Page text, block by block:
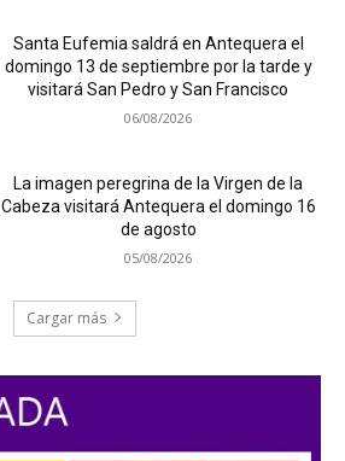
Santa Eufemia saldrá en Antequera el
domingo 13 de septiembre por la tarde y
visitará San Pedro y San Francisco
06/08/2026
La imagen peregrina de la Virgen de la
Cabeza visitará Antequera el domingo 16
de agosto
05/08/2026
Cargar más